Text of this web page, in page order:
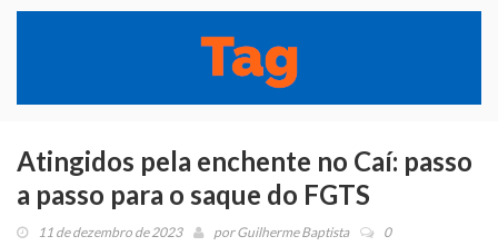
Atingidos pela enchente no Caí: passo
a passo para o saque do FGTS
11 de dezembro de 2023 porGuilherme Baptista 0